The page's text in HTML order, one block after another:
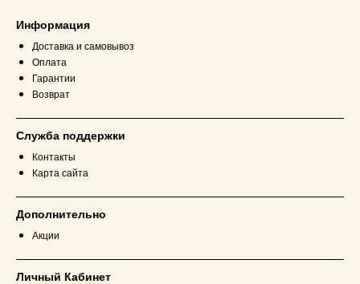
Информация
Доставка и самовывоз
Оплата
Гарантии
Возврат
Служба поддержки
Контакты
Карта сайта
Дополнительно
Акции
Личный Кабинет